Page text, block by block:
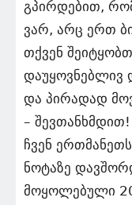
გპირდებით,
ვარ, არც ერთ
თქვენ
დაუყოვნებლივ
და პირადად
– შევთანხმდით!
ჩვენ
ნოტაზე
მოყოლებული